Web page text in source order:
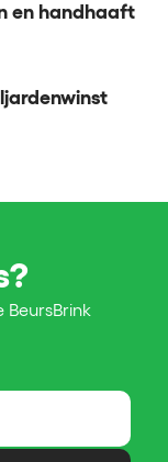
en handhaaft
BeursBrink